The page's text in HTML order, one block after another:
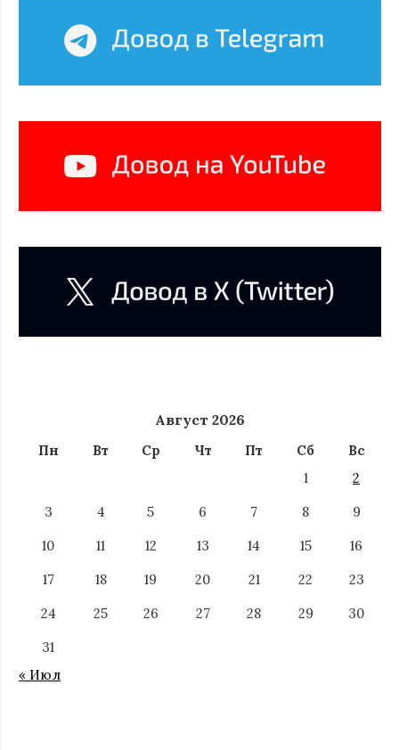
Август 2026
Пн Вт Ср Чт Пт Сб
Вс
1
2
3
4 5 6 7 8
9
10
11 12 13 14 15
16
17
18 19 20 21 22
23
24
25 26 27 28 29
30
31
« Июл